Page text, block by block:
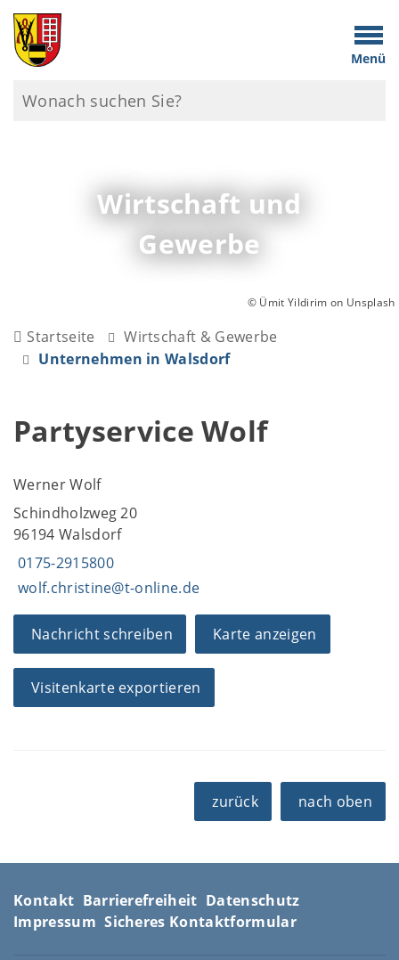
Menü
Wirtschaft und
Gewerbe
© Ümit Yildirim on Unsplash
Startseite
Wirtschaft & Gewerbe
Unternehmen in Walsdorf
Partyservice Wolf
Werner Wolf
Schindholzweg 20
96194 Walsdorf
0175-2915800
wolf.christine@t-online.de
Nachricht schreiben Karte anzeigen
Visitenkarte exportieren
zurück nach oben
Kontakt Barrierefreiheit Datenschutz
Impressum Sicheres Kontaktformular